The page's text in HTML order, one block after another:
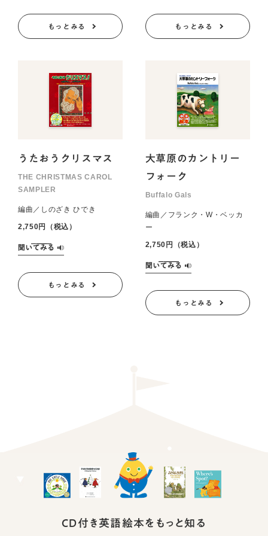
もっとみる もっとみる
うたおうクリスマス
THE CHRISTMAS CAROL
SAMPLER
編曲／しのざき ひでき
2,750円（税込）
もっとみる
大草原のカントリー
フォーク
Buffalo Gals
編曲／フランク・W・ベッカ
ー
2,750円（税込）
もっとみる
CD付き英語絵本を もっと知る